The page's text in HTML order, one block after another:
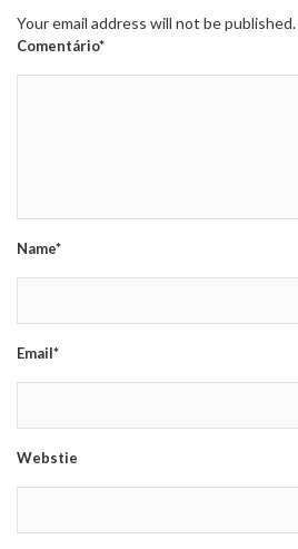
Your email address will not be published.
Comentário*
Name*
Email*
Webstie